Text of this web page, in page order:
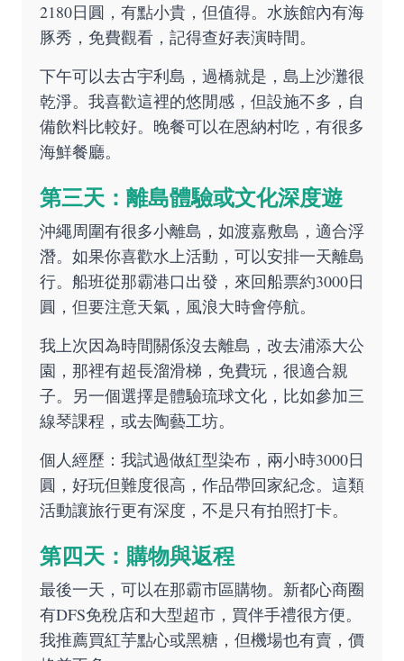
2180日圓，有點小貴，但值得。水族館內有海
豚秀，免費觀看，記得查好表演時間。
下午可以去古宇利島，過橋就是，島上沙灘很
乾淨。我喜歡這裡的悠閒感，但設施不多，自
備飲料比較好。晚餐可以在恩納村吃，有很多
海鮮餐廳。
第三天：離島體驗或文化深度遊
沖繩周圍有很多小離島，如渡嘉敷島，適合浮
潛。如果你喜歡水上活動，可以安排一天離島
行。船班從那霸港口出發，來回船票約3000日
圓，但要注意天氣，風浪大時會停航。
我上次因為時間關係沒去離島，改去浦添大公
園，那裡有超長溜滑梯，免費玩，很適合親
子。另一個選擇是體驗琉球文化，比如參加三
線琴課程，或去陶藝工坊。
個人經歷：我試過做紅型染布，兩小時3000日
圓，好玩但難度很高，作品帶回家紀念。這類
活動讓旅行更有深度，不是只有拍照打卡。
第四天：購物與返程
最後一天，可以在那霸市區購物。新都心商圈
有DFS免稅店和大型超市，買伴手禮很方便。
我推薦買紅芋點心或黑糖，但機場也有賣，價